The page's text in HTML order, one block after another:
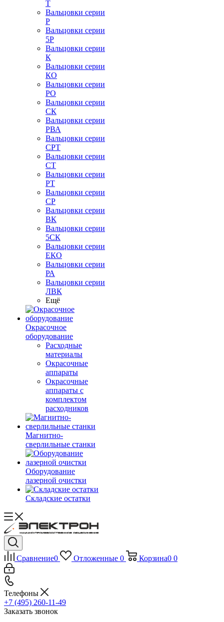
Т
Вальцовки серии
Р
Вальцовки серии
5Р
Вальцовки серии
К
Вальцовки серии
КО
Вальцовки серии
РО
Вальцовки серии
СК
Вальцовки серии
РВА
Вальцовки серии
СРТ
Вальцовки серии
СТ
Вальцовки серии
РТ
Вальцовки серии
СР
Вальцовки серии
ВК
Вальцовки серии
5СК
Вальцовки серии
ЕКО
Вальцовки серии
РА
Вальцовки серии
ЛВК
Ещё
Окрасочное
оборудование
Расходные
материалы
Окрасочные
аппараты
Окрасочные
аппараты с
комплектом
расходников
Магнитно-
сверлильные станки
Оборудование
лазерной очистки
Складские остатки
Сравнение0 Отложенные 0 Корзина0 0
Телефоны
+7 (495) 260-11-49
Заказать звонок